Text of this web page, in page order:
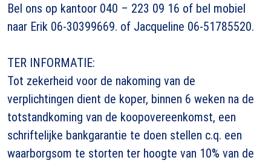
Bel ons op kantoor 040 – 223 09 16 of bel mobiel
naar Erik 06-30399669. of Jacqueline 06-51785520.
TER INFORMATIE:
Tot zekerheid voor de nakoming van de
verplichtingen dient de koper, binnen 6 weken na de
totstandkoming van de koopovereenkomst, een
schriftelijke bankgarantie te doen stellen c.q. een
waarborgsom te storten ter hoogte van 10% van de